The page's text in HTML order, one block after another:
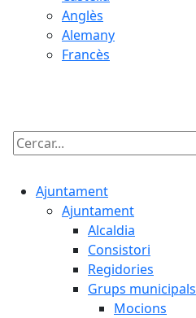
Anglès
Alemany
Francès
Cercar:
Ajuntament
Ajuntament
Alcaldia
Consistori
Regidories
Grups municipals
Mocions